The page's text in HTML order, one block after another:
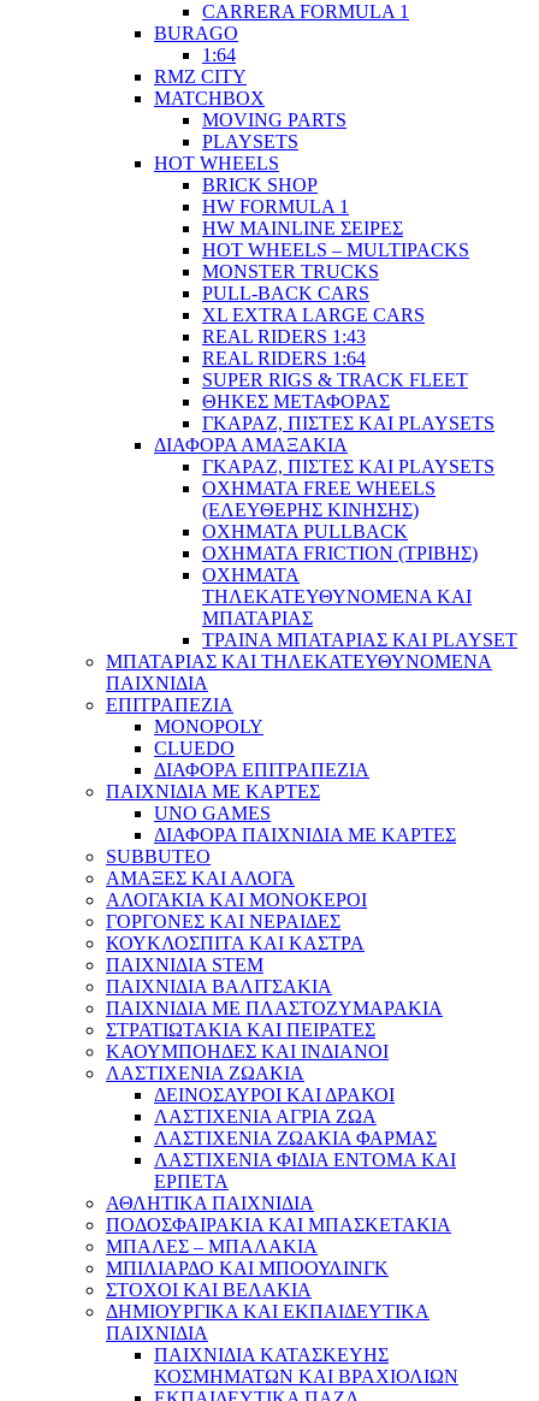
CARRERA FORMULA 1
BURAGO
1:64
RMZ CITY
MATCHBOX
MOVING PARTS
PLAYSETS
HOT WHEELS
BRICK SHOP
HW FORMULA 1
HW MAINLINE ΣΕΙΡΕΣ
HOT WHEELS – MULTIPACKS
MONSTER TRUCKS
PULL-BACK CARS
XL EXTRA LARGE CARS
REAL RIDERS 1:43
REAL RIDERS 1:64
SUPER RIGS & TRACK FLEET
ΘΗΚΕΣ ΜΕΤΑΦΟΡΑΣ
ΓΚΑΡΑΖ, ΠΙΣΤΕΣ ΚΑΙ PLAYSETS
ΔΙΑΦΟΡΑ ΑΜΑΞΑΚΙΑ
ΓΚΑΡΑΖ, ΠΙΣΤΕΣ ΚΑΙ PLAYSETS
ΟΧΗΜΑΤΑ FREE WHEELS
(ΕΛΕΥΘΕΡΗΣ ΚΙΝΗΣΗΣ)
ΟΧΗΜΑΤΑ PULLBACK
ΟΧΗΜΑΤΑ FRICTION (ΤΡΙΒΗΣ)
ΟΧΗΜΑΤΑ
ΤΗΛΕΚΑΤΕΥΘΥΝΟΜΕΝΑ ΚΑΙ
ΜΠΑΤΑΡΙΑΣ
ΤΡΑΙΝΑ ΜΠΑΤΑΡΙΑΣ ΚΑΙ PLAYSET
ΜΠΑΤΑΡΙΑΣ ΚΑΙ ΤΗΛΕΚΑΤΕΥΘΥΝΟΜΕΝΑ
ΠΑΙΧΝΙΔΙΑ
ΕΠΙΤΡΑΠΕΖΙΑ
MONOPOLY
CLUEDO
ΔΙΑΦΟΡΑ ΕΠΙΤΡΑΠΕΖΙΑ
ΠΑΙΧΝΙΔΙΑ ΜΕ ΚΑΡΤΕΣ
UNO GAMES
ΔΙΑΦΟΡΑ ΠΑΙΧΝΙΔΙΑ ΜΕ ΚΑΡΤΕΣ
SUBBUTEO
ΑΜΑΞΕΣ ΚΑΙ ΑΛΟΓΑ
ΑΛΟΓΑΚΙΑ ΚΑΙ ΜΟΝΟΚΕΡΟΙ
ΓΟΡΓΟΝΕΣ ΚΑΙ ΝΕΡΑΙΔΕΣ
ΚΟΥΚΛΟΣΠΙΤΑ ΚΑΙ ΚΑΣΤΡΑ
ΠΑΙΧΝΙΔΙΑ STEM
ΠΑΙΧΝΙΔΙΑ ΒΑΛΙΤΣΑΚΙΑ
ΠΑΙΧΝΙΔΙΑ ΜΕ ΠΛΑΣΤΟΖΥΜΑΡΑΚΙΑ
ΣΤΡΑΤΙΩΤΑΚΙΑ ΚΑΙ ΠΕΙΡΑΤΕΣ
ΚΑΟΥΜΠΟΗΔΕΣ ΚΑΙ ΙΝΔΙΑΝΟΙ
ΛΑΣΤΙΧΕΝΙΑ ΖΩΑΚΙΑ
ΔΕΙΝΟΣΑΥΡΟΙ ΚΑΙ ΔΡΑΚΟΙ
ΛΑΣΤΙΧΕΝΙΑ ΑΓΡΙΑ ΖΩΑ
ΛΑΣΤΙΧΕΝΙΑ ΖΩΑΚΙΑ ΦΑΡΜΑΣ
ΛΑΣΤΙΧΕΝΙΑ ΦΙΔΙΑ ΕΝΤΟΜΑ ΚΑΙ
ΕΡΠΕΤΑ
ΑΘΛΗΤΙΚΑ ΠΑΙΧΝΙΔΙΑ
ΠΟΔΟΣΦΑΙΡΑΚΙΑ ΚΑΙ ΜΠΑΣΚΕΤΑΚΙΑ
ΜΠΑΛΕΣ – ΜΠΑΛΑΚΙΑ
ΜΠΙΛΙΑΡΔΟ ΚΑΙ ΜΠΟΟΥΛΙΝΓΚ
ΣΤΟΧΟΙ ΚΑΙ ΒΕΛΑΚΙΑ
ΔΗΜΙΟΥΡΓΙΚΑ ΚΑΙ ΕΚΠΑΙΔΕΥΤΙΚΑ
ΠΑΙΧΝΙΔΙΑ
ΠΑΙΧΝΙΔΙΑ ΚΑΤΑΣΚΕΥΗΣ
ΚΟΣΜΗΜΑΤΩΝ ΚΑΙ ΒΡΑΧΙΟΛΙΩΝ